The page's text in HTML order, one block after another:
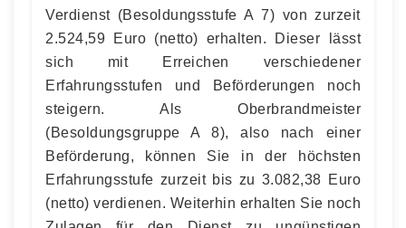
Verdienst (Besoldungsstufe A 7) von zurzeit
2.524,59 Euro (netto) erhalten. Dieser lässt
sich mit Erreichen verschiedener
Erfahrungsstufen und Beförderungen noch
steigern. Als Oberbrandmeister
(Besoldungsgruppe A 8), also nach einer
Beförderung, können Sie in der höchsten
Erfahrungsstufe zurzeit bis zu 3.082,38 Euro
(netto) verdienen. Weiterhin erhalten Sie noch